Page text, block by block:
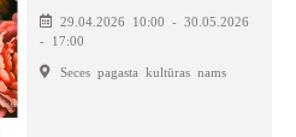
29.04.2026 10:00 - 30.05.2026
- 17:00
Seces pagasta kultūras nams